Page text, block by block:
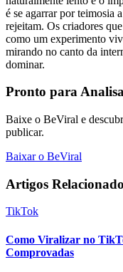
é se agarrar por teimosia
rejeitam. Os criadores
como um experimento
mirando no canto da
dominar.
Pronto para
Baixe o BeViral e
publicar.
Baixar o BeViral
Artigos
TikTok
Como Viralizar no
Comprovadas